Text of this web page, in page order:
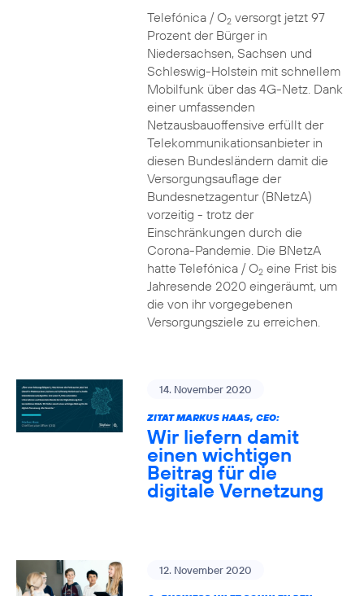
Telefónica / O2versorgt jetzt 97
Prozent der Bürger in
Niedersachsen, Sachsen und
Schleswig-Holstein mit schnellem
Mobilfunk über das 4G-Netz. Dank
einer umfassenden
Netzausbauoffensive erfüllt der
Telekommunikationsanbieter in
diesen Bundesländern damit die
Versorgungsauflage der
Bundesnetzagentur (BNetzA)
vorzeitig - trotz der
Einschränkungen durch die
Corona-Pandemie. Die BNetzA
hatte Telefónica / O2eine Frist bis
Jahresende 2020 eingeräumt, um
die von ihr vorgegebenen
Versorgungsziele zu erreichen.
14. November 2020
ZITAT MARKUS HAAS, CEO:
Wir liefern damit
einen wichtigen
Beitrag für die
digitale Vernetzung
12. November 2020